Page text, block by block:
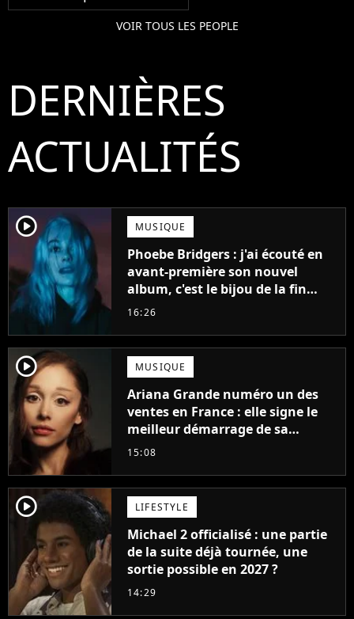
VOIR TOUS LES PEOPLE
DERNIÈRES
ACTUALITÉS
player2 MUSIQUE
Phoebe Bridgers : j'ai écouté en
avant-première son nouvel
album, c'est le bijou de la fin
d'été
16:26
player2 MUSIQUE
Ariana Grande numéro un des
ventes en France : elle signe le
meilleur démarrage de sa
carrière avec son album Petal
15:08
player2 LIFESTYLE
Michael 2 officialisé : une partie
de la suite déjà tournée, une
sortie possible en 2027 ?
14:29